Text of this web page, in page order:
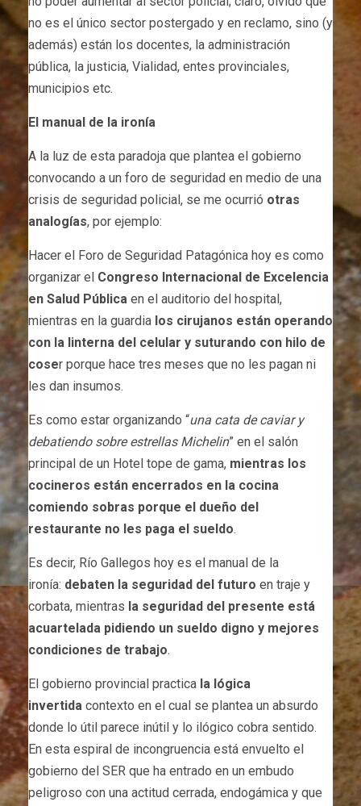
no es el único sector postergado y en reclamo, sino (y
además) están los docentes, la administración
pública, la justicia, Vialidad, entes provinciales,
municipios etc.
El manual de la ironía
A la luz de esta paradoja que plantea el gobierno
convocando a un foro de seguridad en medio de una
crisis de seguridad policial, se me ocurrió otras
analogías, por ejemplo:
Hacer el Foro de Seguridad Patagónica hoy es como
organizar el Congreso Internacional de Excelencia
en Salud Pública en el auditorio del hospital,
mientras en la guardia los cirujanos están operando
con la linterna del celular y suturando con hilo de
coser porque hace tres meses que no les pagan ni
les dan insumos.
Es como estar organizando “una cata de caviar y
debatiendo sobre estrellas Michelin” en el salón
principal de un Hotel tope de gama, mientras los
cocineros están encerrados en la cocina
comiendo sobras porque el dueño del
restaurante no les paga el sueldo.
Es decir, Río Gallegos hoy es el manual de la
ironía: debaten la seguridad del futuro en traje y
corbata, mientras la seguridad del presente está
acuartelada pidiendo un sueldo digno y mejores
condiciones de trabajo.
El gobierno provincial practica la lógica
invertida contexto en el cual se plantea un absurdo
donde lo útil parece inútil y lo ilógico cobra sentido.
En esta espiral de incongruencia está envuelto el
gobierno del SER que ha entrado en un embudo
peligroso con una actitud cerrada, endogámica y que